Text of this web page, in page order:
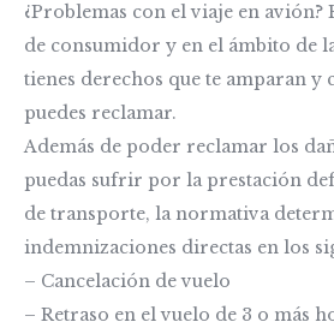
¿Problemas con el viaje en
de consumidor y en el ámbito de
tienes derechos que te amparan
puedes reclamar.
Además de poder reclamar los
puedas sufrir por la prestación
de transporte, la normativa
indemnizaciones directas en los
– Cancelación de vuelo
– Retraso en el vuelo de 3 o más